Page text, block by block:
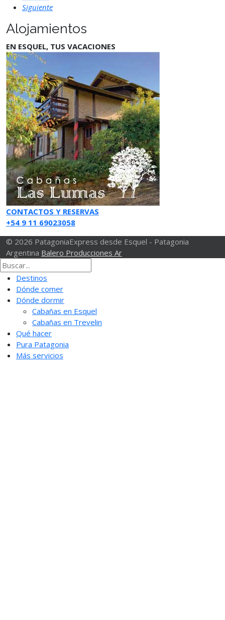
Siguiente
Alojamientos
EN ESQUEL, TUS VACACIONES
CONTACTOS Y RESERVAS
+54 9 11 69023058
© 2026 PatagoniaExpress desde Esquel - Patagonia
Argentina Balero Producciones Ar
Destinos
Dónde comer
Dónde dormir
Cabañas en Esquel
Cabañas en Trevelin
Qué hacer
Pura Patagonia
Más servicios